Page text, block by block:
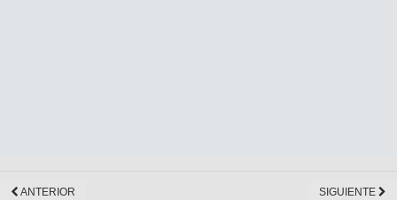
ANTERIOR SIGUIENTE